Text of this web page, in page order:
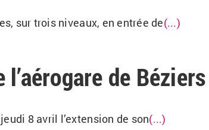
sur trois niveaux, en entrée de(...)
de Béziers
8 avril l’extension de son(...)